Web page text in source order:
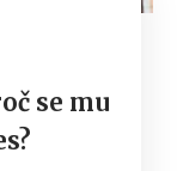
se mu